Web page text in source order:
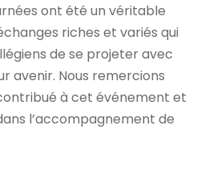
ont été un véritable
riches et variés qui
de se projeter avec
avenir. Nous remercions
à cet événement et
l’accompagnement de